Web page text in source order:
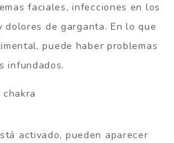
faciales, infecciones en los
de garganta. En lo que
puede haber problemas
infundados.
activado, pueden aparecer